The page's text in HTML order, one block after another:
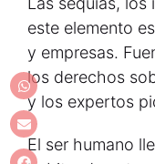
este elemento
y empresas.
los derechos
y los expertos
El ser humano